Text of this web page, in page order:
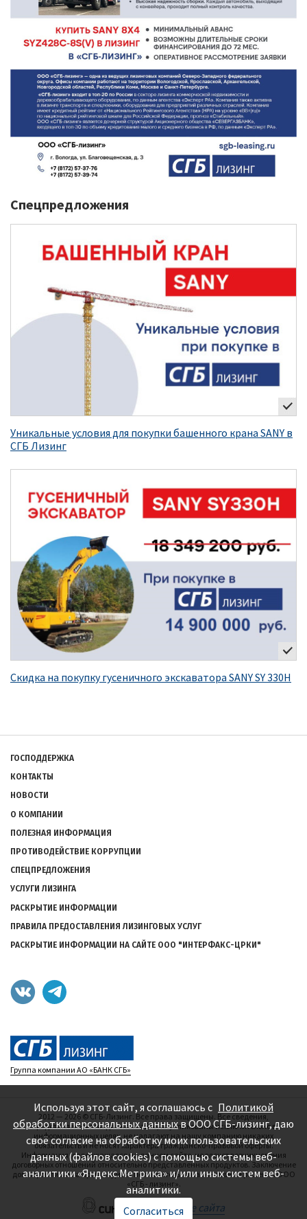
Спецпредложения
Уникальные условия для покупки башенного крана SANY в
СГБ Лизинг
Скидка на покупку гусеничного экскаватора SANY SY 330H
Подвал
ГОСПОДДЕРЖКА
КОНТАКТЫ
НОВОСТИ
О КОМПАНИИ
ПОЛЕЗНАЯ ИНФОРМАЦИЯ
ПРОТИВОДЕЙСТВИЕ КОРРУПЦИИ
СПЕЦПРЕДЛОЖЕНИЯ
УСЛУГИ ЛИЗИНГА
РАСКРЫТИЕ ИНФОРМАЦИИ
ПРАВИЛА ПРЕДОСТАВЛЕНИЯ ЛИЗИНГОВЫХ УСЛУГ
РАСКРЫТИЕ ИНФОРМАЦИИ НА САЙТЕ ООО "ИНТЕРФАКС-ЦРКИ"
Группа компании АО «БАНК СГБ»
2012 — 2026 © СГБ-Лизинг. Все права защищены. Все сведения,
представленные на данном сайте, опубликованы исключительно в
информационных целях, не налагают на нашу компанию никаких
обязательств и не носят характера гражданско-правовой оферты.
Информация, содержащаяся на данном сайте, не влечет возникновения
договорных отношений относительно представленных продуктов. Заключение
договоров лизинга производится исключительно на основании решения ООО
«СГБ - лизинг».
—Создание сайта
Используя этот сайт, я соглашаюсь с Политикой
обработки персональных данныхв ООО СГБ-лизинг, даю
своё согласие на обработку моих пользовательских
данных (файлов cookies) с помощью системы веб-
аналитики «Яндекс.Метрика» и/или иных систем веб-
аналитики.
Согласиться